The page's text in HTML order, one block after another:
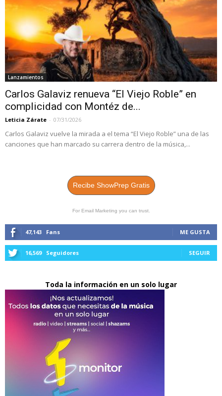
Lanzamientos
Carlos Galaviz renueva “El Viejo Roble” en
complicidad con Montéz de...
Leticia Zárate - 07/31/2026
Carlos Galaviz vuelve la mirada a el tema “El Viejo Roble” una de las
canciones que han marcado su carrera dentro de la música,...
Recibe ShowPrep Gratis
For Email Marketing you can trust.
47,143 Fans ME GUSTA
16,569 Seguidores SEGUIR
Toda la información en un solo lugar